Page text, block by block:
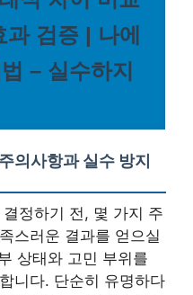
검증 | 나에
– 실수하지
의사항과 실수 방지
정하기 전, 몇 가지 주
스러운 결과를 얻으실
상태와 고민 부위를
니다. 단순히 유명하다